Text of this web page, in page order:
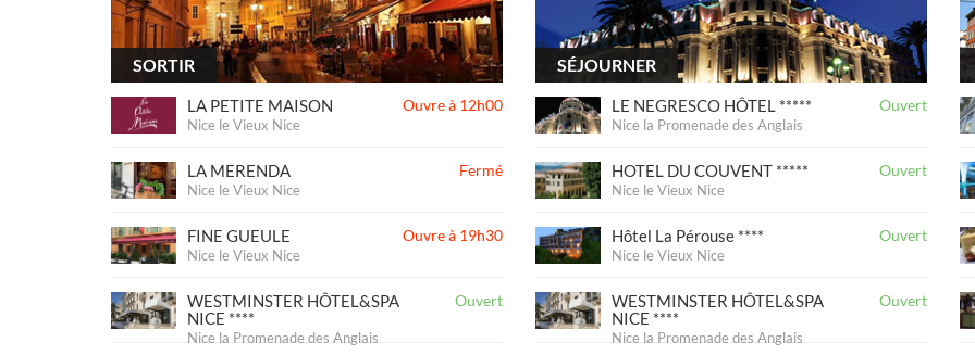
SORTIR
LA PETITE MAISON
Nice le Vieux Nice
Ouvre à 12h00
LA MERENDA
Nice le Vieux Nice
Fermé
FINE GUEULE
Nice le Vieux Nice
Ouvre à 19h30
WESTMINSTER HÔTEL&SPA
NICE ****
Nice la Promenade des Anglais
Ouvert
SÉJOURNER
LE NEGRESCO HÔTEL *****
Nice la Promenade des Anglais
Ouvert
HOTEL DU COUVENT *****
Nice le Vieux Nice
Ouvert
Hôtel La Pérouse ****
Nice le Vieux Nice
Ouvert
WESTMINSTER HÔTEL&SPA
NICE ****
Nice la Promenade des Anglais
Ouvert